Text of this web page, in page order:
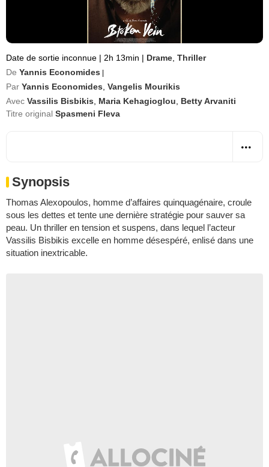
Date de sortie inconnue | 2h 13min | Drame Thriller
De Yannis Economides
Par Yannis Economides Vangelis Mourikis
Avec Vassilis Bisbikis Maria Kehagioglou
Betty Arvaniti
Titre original Spasmeni Fleva
Synopsis
Thomas Alexopoulos, homme d’affaires quinquagénaire, croule
sous les dettes et tente une dernière stratégie pour sauver sa
peau. Un thriller en tension et suspens, dans lequel l’acteur
Vassilis Bisbikis excelle en homme désespéré, enlisé dans une
situation inextricable.